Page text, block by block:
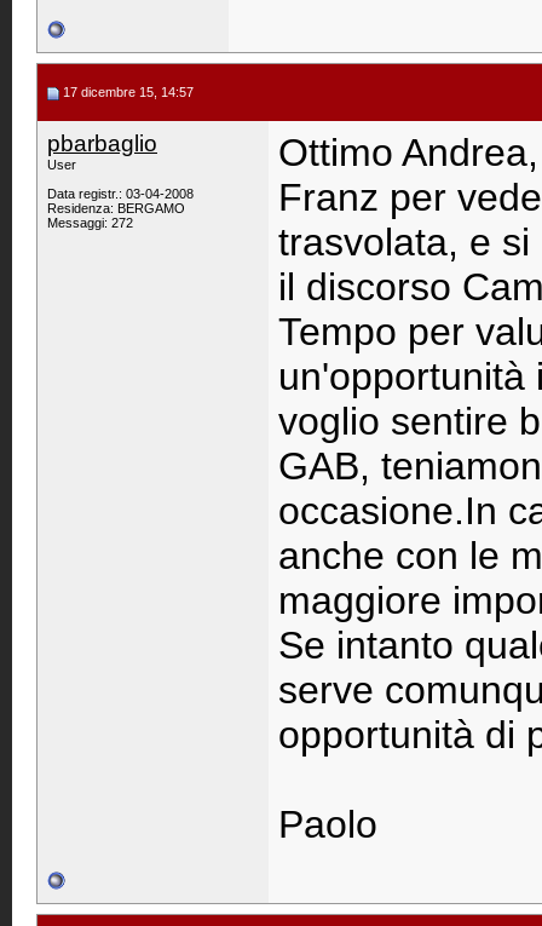
17 dicembre 15, 14:57
pbarbaglio
User
Data registr.: 03-04-2008
Residenza: BERGAMO
Messaggi: 272
Ottimo
Franz per
trasvolata, e
il discorso
Tempo per
un'opportunità
voglio sentire
GAB,
occasione.In
anche con le
maggiore
Se intanto
serve
opportunità di
Paolo